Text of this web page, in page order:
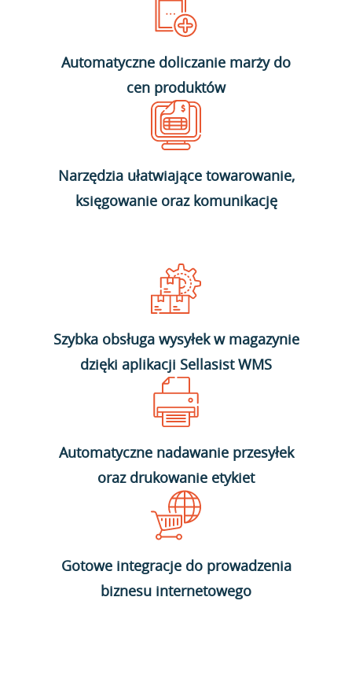
Automatyczne doliczanie marży do
cen produktów
Narzędzia ułatwiające towarowanie,
księgowanie oraz komunikację
Szybka obsługa wysyłek w magazynie
dzięki aplikacji Sellasist WMS
Automatyczne nadawanie przesyłek
oraz drukowanie etykiet
Gotowe integracje do prowadzenia
biznesu internetowego